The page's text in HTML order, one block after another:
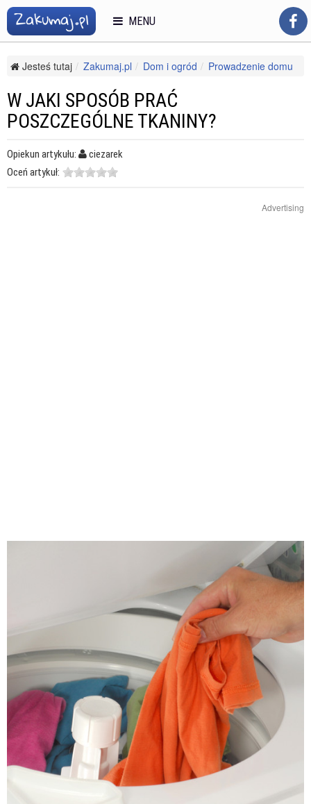
Jesteś tutaj Zakumaj.pl Dom i ogród
Prowadzenie domu
W JAKI SPOSÓB PRAĆ
POSZCZEGÓLNE TKANINY?
Opiekun artykułu:
ciezarek
Oceń artykuł:
Advertising
MENU